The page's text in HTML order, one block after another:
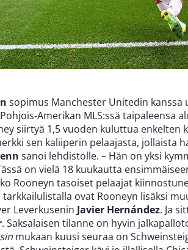
sopimus Manchester Unitedin kanssa
Amerikan MLS:ssä taipaleensa
siirtyä 1,5 vuoden kuluttua enkelten
sen kaliiperin pelaajasta, jollaista
sanoi lehdistölle. – Hän on yksi
on vielä 18 kuukautta
Rooneyn tasoiset pelaajat
tarkkailulistalla ovat Rooneyn lisäksi
Leverkusenin Javier Hernández. Ja
. Saksalaisen tilanne on hyvin
mukaan kuusi seuraa on